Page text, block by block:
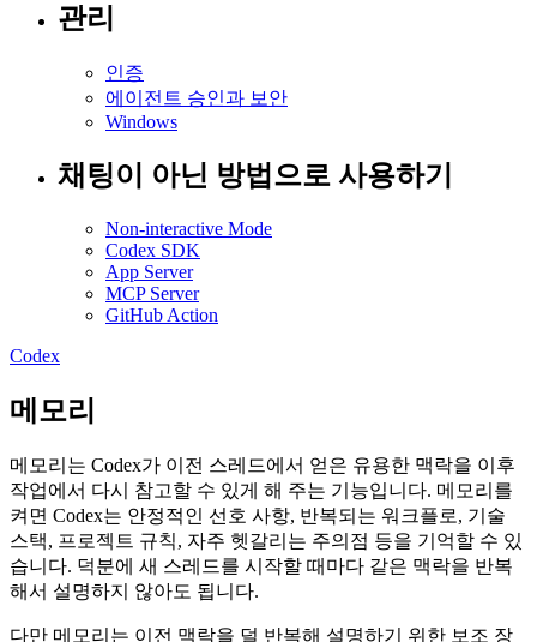
관리
인증
에이전트 승인과 보안
Windows
채팅이 아닌 방법으로 사용하기
Non-interactive Mode
Codex SDK
App Server
MCP Server
GitHub Action
Codex
메모리
메모리는 Codex가 이전 스레드에서 얻은 유용한 맥락을 이후
작업에서 다시 참고할 수 있게 해 주는 기능입니다. 메모리를
켜면 Codex는 안정적인 선호 사항, 반복되는 워크플로, 기술
스택, 프로젝트 규칙, 자주 헷갈리는 주의점 등을 기억할 수 있
습니다. 덕분에 새 스레드를 시작할 때마다 같은 맥락을 반복
해서 설명하지 않아도 됩니다.
다만 메모리는 이전 맥락을 덜 반복해 설명하기 위한 보조 장